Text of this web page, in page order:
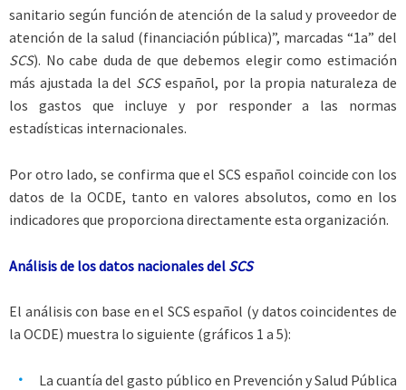
sanitario según función de atención de la salud y proveedor de
atención de la salud (financiación pública)”, marcadas “1a” del
SCS). No cabe duda de que debemos elegir como estimación
más ajustada la del SCSespañol, por la propia naturaleza de
los gastos que incluye y por responder a las normas
estadísticas internacionales.
Por otro lado, se confirma que el SCS español coincide con los
datos de la OCDE, tanto en valores absolutos, como en los
indicadores que proporciona directamente esta organización.
Análisis de los datos nacionales del SCS
El análisis con base en el SCS español (y datos coincidentes de
la OCDE) muestra lo siguiente (gráficos 1 a 5):
La cuantía del gasto público en Prevención y Salud Pública